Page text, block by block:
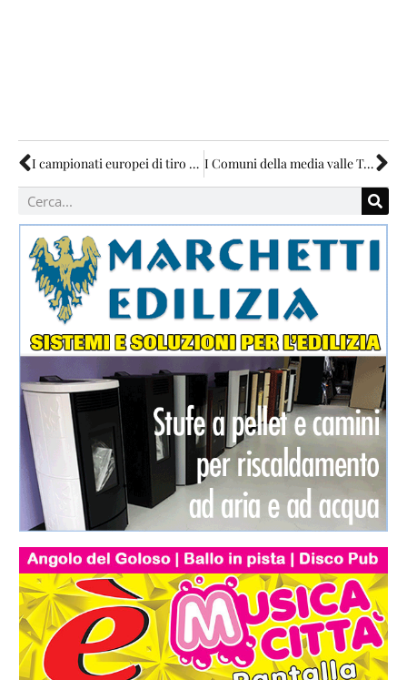
I campionati europei di tiro di campagna hanno scelto l’Umbria I Comuni della media valle Tevere hanno “bucato” i voucher per gli asili nido